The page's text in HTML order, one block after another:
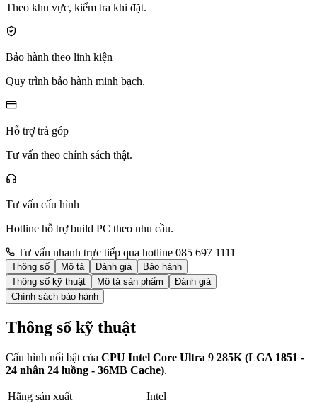
Theo khu vực, kiểm tra khi đặt.
Bảo hành theo linh kiện
Quy trình bảo hành minh bạch.
Hỗ trợ trả góp
Tư vấn theo chính sách thật.
Tư vấn cấu hình
Hotline hỗ trợ build PC theo nhu cầu.
Tư vấn nhanh trực tiếp qua hotline 085 697 1111
Thông số Mô tả Đánh giá
Bảo hành
Thông số kỹ thuật
Mô tả sản phẩm
Đánh giá
Chính sách bảo hành
Thông số kỹ thuật
Cấu hình nổi bật của CPU Intel Core Ultra 9 285K (LGA 1851 -
24 nhân 24 luồng - 36MB Cache).
Hãng sản xuất
Intel